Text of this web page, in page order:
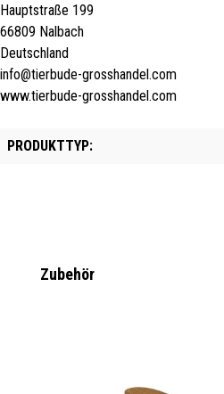
Hauptstraße 199
66809 Nalbach
Deutschland
info@tierbude-grosshandel.com
www.tierbude-grosshandel.com
PRODUKTTYP:
Produktgalerie überspringen
Zubehör